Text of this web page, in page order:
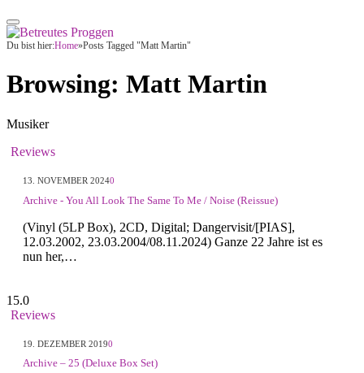
Du bist hier:Home»Posts Tagged "Matt Martin"
Browsing: Matt Martin
Musiker
Reviews
13. NOVEMBER 20240
Archive - You All Look The Same To Me / Noise (Reissue)
(Vinyl (5LP Box), 2CD, Digital; Dangervisit/[PIAS],
12.03.2002, 23.03.2004/08.11.2024) Ganze 22 Jahre ist es
nun her,…
15.0
Reviews
19. DEZEMBER 20190
Archive – 25 (Deluxe Box Set)